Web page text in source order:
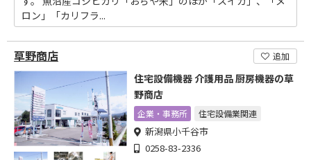
ロン」「カリフラ...
草野商店 追加
住宅設備機器 介護用品 厨房機器の草
野商店
企業・事務所 住宅設備業関連
新潟県小千谷市
0258-83-2336